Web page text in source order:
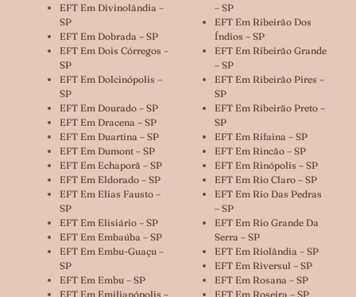
EFT Em Divinolândia –
SP
EFT Em Dobrada – SP
EFT Em Dois Córregos –
SP
EFT Em Dolcinópolis –
SP
EFT Em Dourado – SP
EFT Em Dracena – SP
EFT Em Duartina – SP
EFT Em Dumont – SP
EFT Em Echaporã – SP
EFT Em Eldorado – SP
EFT Em Elias Fausto –
SP
EFT Em Elisiário – SP
EFT Em Embaúba – SP
EFT Em Embu-Guaçu –
SP
EFT Em Embu – SP
EFT Em Emilianópolis –
– SP
EFT Em Ribeirão Dos
Índios – SP
EFT Em Ribeirão Grande
– SP
EFT Em Ribeirão Pires –
SP
EFT Em Ribeirão Preto –
SP
EFT Em Rifaina – SP
EFT Em Rincão – SP
EFT Em Rinópolis – SP
EFT Em Rio Claro – SP
EFT Em Rio Das Pedras
– SP
EFT Em Rio Grande Da
Serra – SP
EFT Em Riolândia – SP
EFT Em Riversul – SP
EFT Em Rosana – SP
EFT Em Roseira – SP